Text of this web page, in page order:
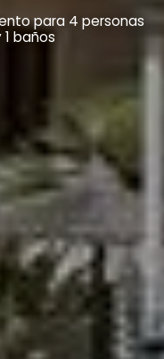
para 4 personas
baños